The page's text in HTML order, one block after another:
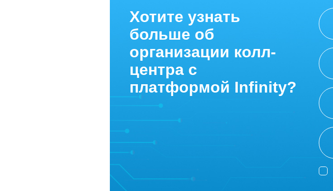
Хотите узнать
больше об
организации колл-
центра с
платформой Infinity?